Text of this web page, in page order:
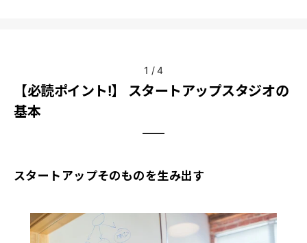
1 /4
【必読ポイント!】 スタートアップスタジオの
基本
スタートアップそのものを生み出す